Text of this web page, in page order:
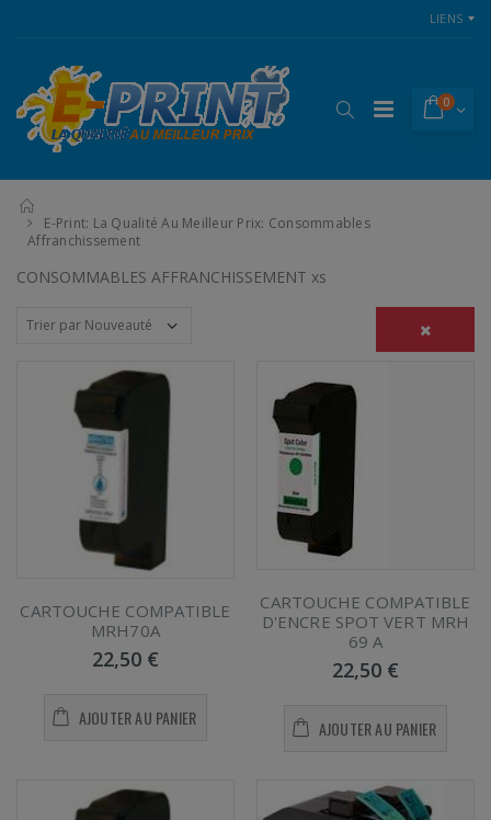
LIENS
0
E-Print: La Qualité Au Meilleur Prix: Consommables
Affranchissement
CONSOMMABLES AFFRANCHISSEMENT xs
CARTOUCHE COMPATIBLE
MRH70A
22,50 €
AJOUTER AU PANIER
CARTOUCHE COMPATIBLE
D'ENCRE SPOT VERT MRH
69 A
22,50 €
AJOUTER AU PANIER